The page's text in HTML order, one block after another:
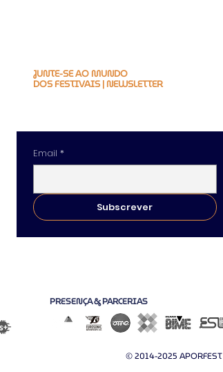
Email *
Subscrever
JUNTE-SE AO MUNDO
DOS FESTIVAIS | NEWSLETTER
PRESENÇA & PARCERIAS
© 2014-2025 APORFEST